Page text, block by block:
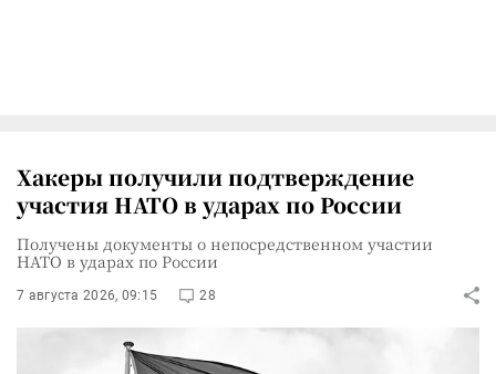
Хакеры получили подтверждение
участия НАТО в ударах по России
Получены документы о непосредственном участии
НАТО в ударах по России
7 августа 2026, 09:15 28